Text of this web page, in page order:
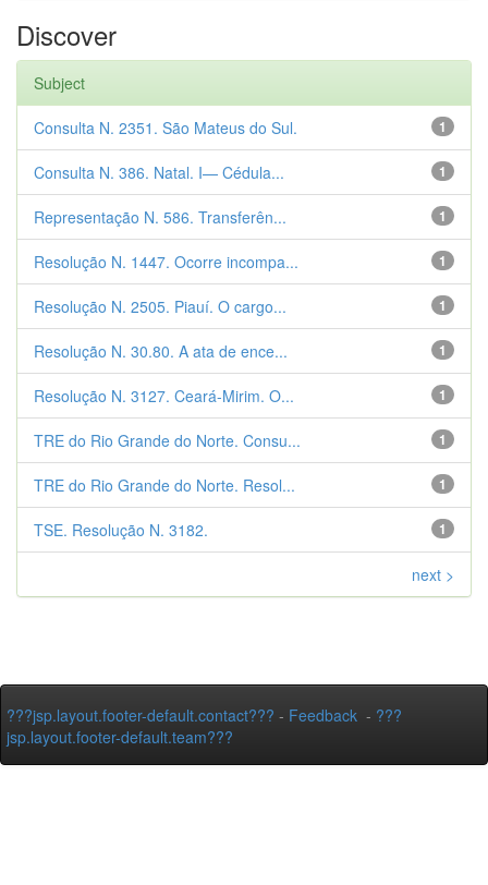
Discover
Subject
1
Consulta N. 2351. São Mateus do Sul.
1
Consulta N. 386. Natal. I— Cédula...
1
Representação N. 586. Transferên...
1
Resolução N. 1447. Ocorre incompa...
1
Resolução N. 2505. Piauí. O cargo...
1
Resolução N. 30.80. A ata de ence...
1
Resolução N. 3127. Ceará-Mirim. O...
1
TRE do Rio Grande do Norte. Consu...
1
TRE do Rio Grande do Norte. Resol...
1
TSE. Resolução N. 3182.
next >
???jsp.layout.footer-default.contact??? - Feedback - ???
jsp.layout.footer-default.team???